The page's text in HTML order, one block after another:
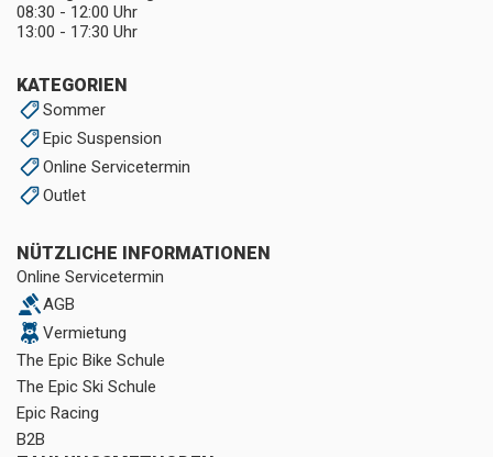
KATEGORIEN
Sommer
Epic Suspension
Online Servicetermin
Outlet
NÜTZLICHE INFORMATIONEN
Online Servicetermin
AGB
Vermietung
The Epic Bike Schule
The Epic Ski Schule
Epic Racing
B2B
08:30 - 12:00 Uhr
13:00 - 17:30 Uhr